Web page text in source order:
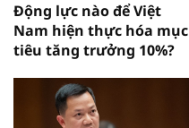
Động lực nào để Việt
Nam hiện thực hóa mục
tiêu tăng trưởng 10%?